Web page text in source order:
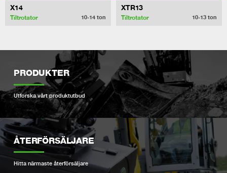
X14
Tiltrotator 10-14 ton
XTR13
Tiltrotator 10-13 ton
PRODUKTER
Utforska vårt produktutbud
ÅTERFÖRSÄLJARE
Hitta närmaste återförsäljare